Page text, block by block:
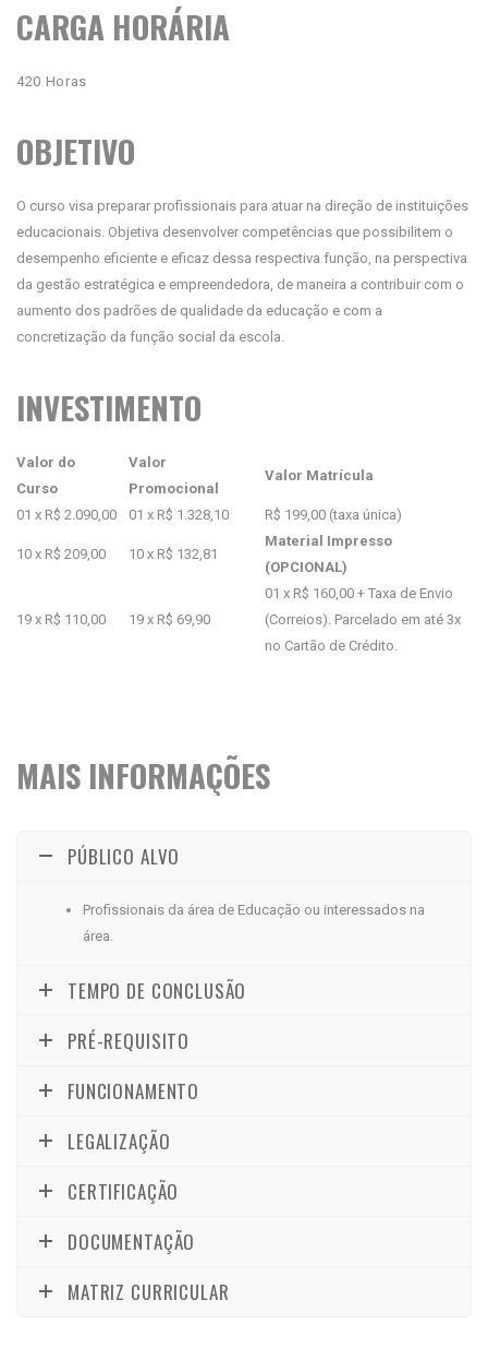
CARGA HORÁRIA
420 Horas
OBJETIVO
O curso visa preparar profissionais para atuar na direção de instituições
educacionais. Objetiva desenvolver competências que possibilitem o
desempenho eficiente e eficaz dessa respectiva função, na perspectiva
da gestão estratégica e empreendedora, de maneira a contribuir com o
aumento dos padrões de qualidade da educação e com a
concretização da função social da escola.
INVESTIMENTO
Valor do
Curso
Valor
Promocional
Valor Matrícula
01 x R$ 2.090,00 01 x R$ 1.328,10 R$ 199,00 (taxa única)
10 x R$ 209,00 10 x R$ 132,81
Material Impresso
(OPCIONAL)
19 x R$ 110,00 19 x R$ 69,90
01 x R$ 160,00 + Taxa de Envio
(Correios). Parcelado em até 3x
no Cartão de Crédito.
MAIS INFORMAÇÕES
PÚBLICO ALVO
Profissionais da área de Educação ou interessados na
área.
TEMPO DE CONCLUSÃO
PRÉ-REQUISITO
FUNCIONAMENTO
LEGALIZAÇÃO
CERTIFICAÇÃO
DOCUMENTAÇÃO
MATRIZ CURRICULAR